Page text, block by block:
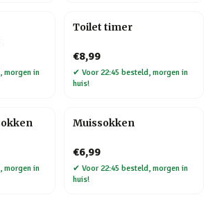
morgen in
Toilet timer
€8,99
✔ Voor 22:45 besteld, morgen in
huis!
morgen in
Muissokken
€6,99
✔ Voor 22:45 besteld, morgen in
huis!